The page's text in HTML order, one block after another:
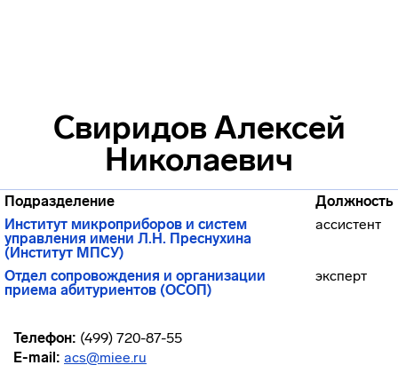
Свиридов Алексей
Николаевич
Подразделение
Должность
Институт микроприборов и систем
управления имени Л.Н. Преснухина
(Институт МПСУ)
ассистент
Отдел сопровождения и организации
приема абитуриентов (ОСОП)
эксперт
Телефон: (499) 720-87-55
E-mail: acs@miee.ru